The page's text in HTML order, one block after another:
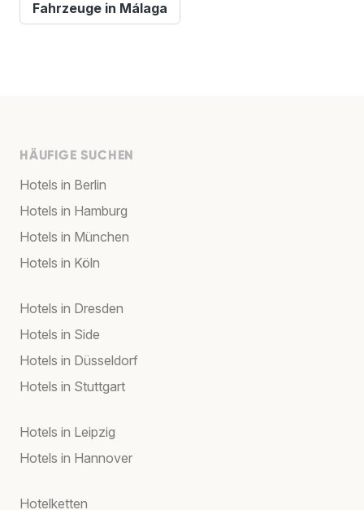
Fahrzeuge in Málaga
HÄUFIGE SUCHEN
Hotels in Berlin
Hotels in Hamburg
Hotels in München
Hotels in Köln
Hotels in Dresden
Hotels in Side
Hotels in Düsseldorf
Hotels in Stuttgart
Hotels in Leipzig
Hotels in Hannover
Hotelketten